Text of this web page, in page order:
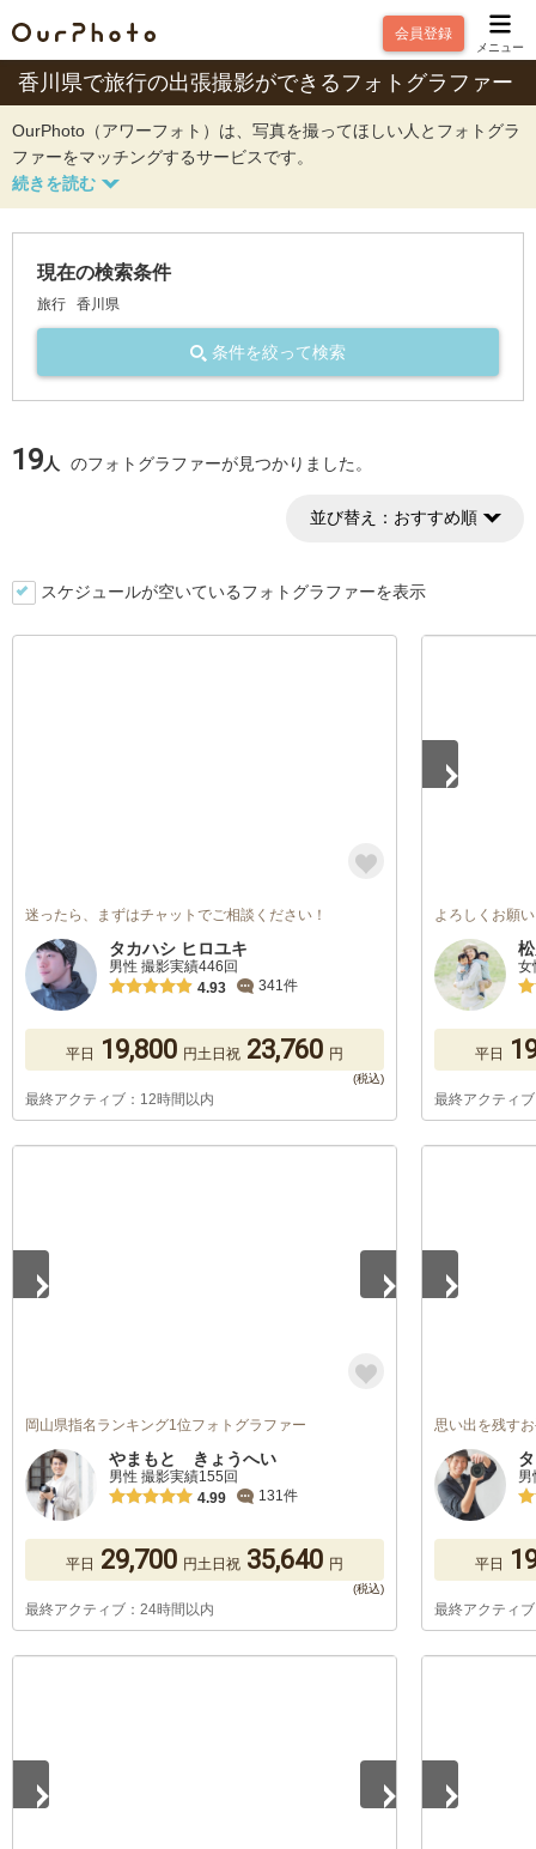
会員登録
メニュー
香川県で旅行の出張撮影ができるフォトグラファー
OurPhoto（アワーフォト）は、写真を撮ってほしい人とフォトグラ
ファーをマッチングするサービスです。
現在の検索条件
旅行 香川県
条件を絞って検索
19人 のフォトグラファーが見つかりました。
並び替え： おすすめ順
スケジュールが空いているフォトグラファーを表示
迷ったら、まずはチャットでご相談ください！
タカハシ ヒロユキ
男性 撮影実績446回
4.93
341件
平日 19,800 円土日祝 23,760 円
最終アクティブ：12時間以内
よろしくお願
女
平日
最終アクティ
岡山県指名ランキング1位フォトグラファー
やまもと きょうへい
男性 撮影実績155回
4.99
131件
平日 29,700 円土日祝 35,640 円
最終アクティブ：24時間以内
思い出を残す
平日
最終アクティ